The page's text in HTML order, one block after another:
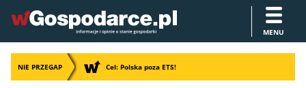
MENU
NIE PRZEGAP Cel: Polska poza ETS!